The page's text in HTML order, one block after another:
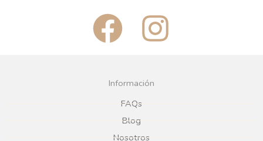
F
a
c
e
I
n
Información
FAQs
Blog
Nosotros